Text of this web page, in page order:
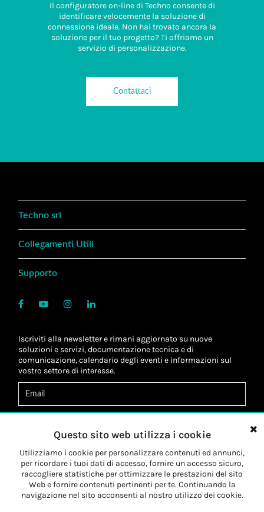
Il configuratore on-line di Techno consente di
identificare velocemente la soluzione di
connessione ideale. Non hai trovato ancora la
soluzione per il tuo progetto? Ti offriamo un
servizio di personalizzazione.
Contattaci
Techno srl
Collegamenti Utili
Supporto
Iscriviti alla newsletter e rimani aggiornato su nuove
soluzioni e servizi, documentazione tecnica e di
comunicazione, calendario degli eventi e informazioni sul
vostro settore di interesse.
Letta l'informativa, autorizzo altrattamento dei miei dati
personali*
Letta l'informativa, autorizzo al trattamento dei miei dati
personali a fini dimarketing*
Iscriviti
Questo sito web utilizza i cookie
Utilizziamo i cookie per personalizzare contenuti ed annunci,
per ricordare i tuoi dati di accesso, fornire un accesso sicuro,
raccogliere statistiche per ottimizzare le prestazioni del sito
Web e fornire contenuti pertinenti per te. Continuando la
navigazione nel sito acconsenti al nostro utilizzo dei cookie.